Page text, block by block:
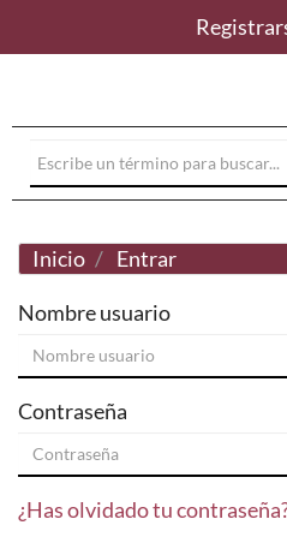
Barra
lateral
Inicio Entrar
Nombre usuario
Contraseña
¿Has olvidado tu